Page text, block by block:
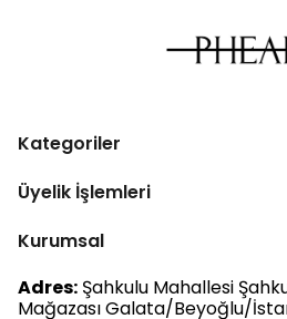
Kategoriler
Üyelik İşlemleri
Kurumsal
Adres: Şahkulu Mahallesi
Mağazası Galata/Beyoğlu/